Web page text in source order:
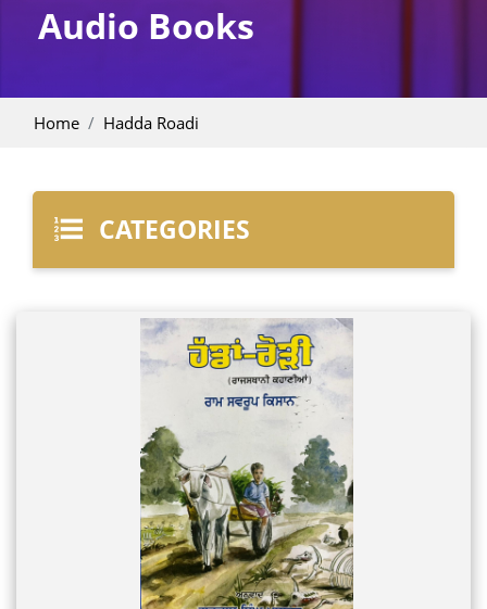
Audio Books
Home Hadda Roadi
CATEGORIES